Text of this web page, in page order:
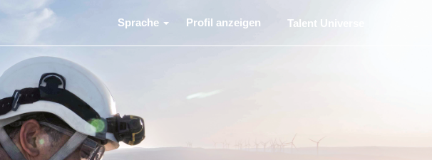
Sprache Profil anzeigen Talent Universe